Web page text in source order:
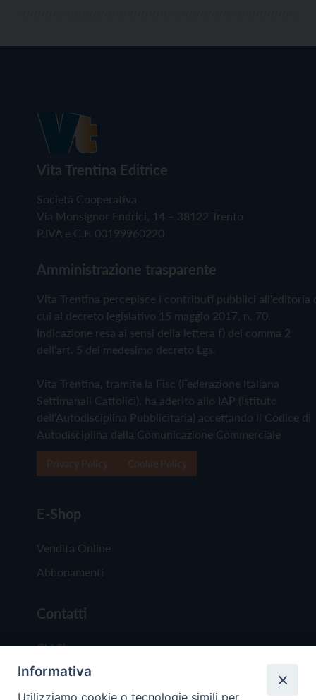
Vita Trentina Editrice
Società Cooperativa
Via Monsignor Endrici, 14 – 38122 Trento
P.IVA e C.F. 00199960220
Amministrazione trasparente
Vita Trentina percepisce i contributi pubblici all'editoria
cui al decreto legislativo 15 maggio 2017, n. 70.
Indicazione resa ai sensi della lettera f) del comma 2
dell'art. 5 del medesimo decreto Lgs.
Vita Trentina, tramite la Fisc (Federazione Italiana
Settimanali Cattolici), ha aderito allo IAP (Istituto
dell'Autodisciplina Pubblicitaria) accettando il Codice di
Autodisciplina della Comunicazione Commerciale
E-Shop
Vendita Online
Abbonamenti
Contatti
Chi Siamo
Redazione
Scrivici
Informativa